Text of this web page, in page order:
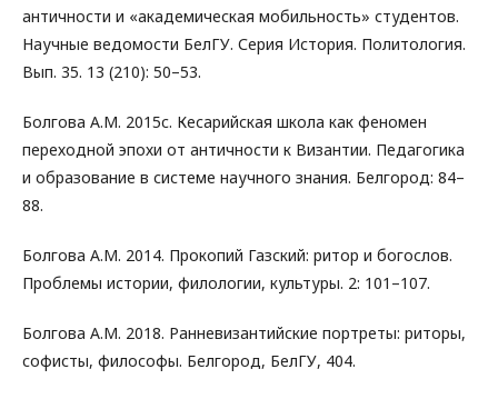
античности и «академическая мобильность» студентов.
Научные ведомости БелГУ. Серия История. Политология.
Вып. 35. 13 (210): 50–53.
Болгова А.М. 2015c. Кесарийская школа как феномен
переходной эпохи от античности к Византии. Педагогика
и образование в системе научного знания. Белгород: 84–
88.
Болгова А.М. 2014. Прокопий Газский: ритор и богослов.
Проблемы истории, филологии, культуры. 2: 101–107.
Болгова А.М. 2018. Ранневизантийские портреты: риторы,
софисты, философы. Белгород, БелГУ, 404.